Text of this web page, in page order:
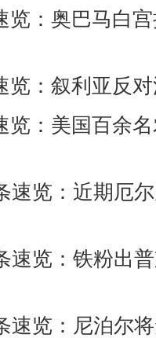
览：奥巴马白
览：叙利亚反
览：美国百余
速览：近期厄
速览：铁粉出
速览：尼泊尔